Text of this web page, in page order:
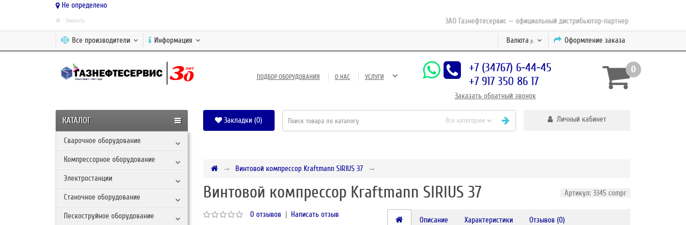
Не определено
ЗАО Газнефтесервис — официальный дистрибьютор-партнер концерна ESAB с 2010
× Закрыть
Оформление заказа
Валюта р.
Все производители Информация
ПОДБОР ОБОРУДОВАНИЯ О НАС УСЛУГИ
+7 (34767) 6-44-45
+7 917 350 86 17
Заказать обратный звонок
0
КАТАЛОГ
Сварочное оборудование
Компрессорное оборудование
Электростанции
Станочное оборудование
Пескоструйное оборудование
Закладки (0) Все категории Личный кабинет
Винтовой компрессор Kraftmann SIRIUS 37
Винтовой компрессор Kraftmann SIRIUS 37 Артикул: 3345 compr
0 отзывов | Написать отзыв
Описание Характеристики Отзывов (0)